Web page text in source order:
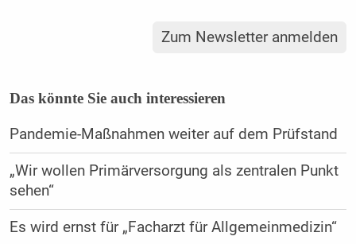
Zum Newsletter anmelden
Das könnte Sie auch interessieren
Pandemie-Maßnahmen weiter auf dem Prüfstand
„Wir wollen Primärversorgung als zentralen Punkt
sehen“
Es wird ernst für „Facharzt für Allgemeinmedizin“